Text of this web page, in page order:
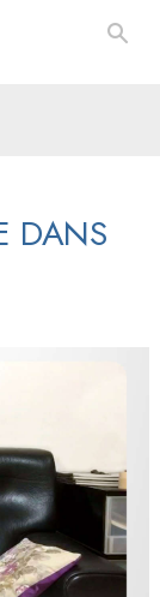
DANS